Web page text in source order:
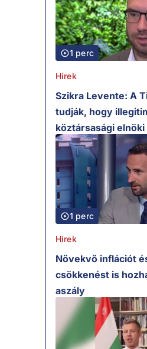
1 perc
Hírek
Szikra Levente: A
tudják, hogy
köztársasági
1 perc
Hírek
Növekvő inflációt
csökkenést is
aszály